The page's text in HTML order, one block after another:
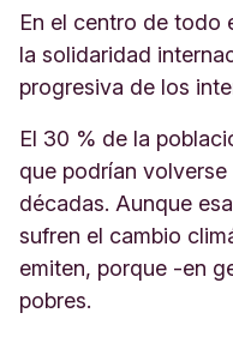
En el centro de todo
la solidaridad
progresiva de los
El 30 % de la
que podrían volverse
décadas. Aunque
sufren el cambio
emiten, porque -en
pobres.